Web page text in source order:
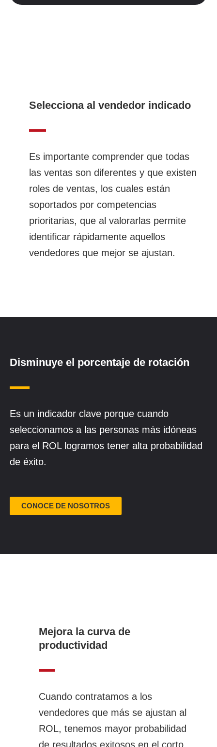
Selecciona al vendedor indicado
Es importante comprender que todas
las ventas son diferentes y que existen
roles de ventas, los cuales están
soportados por competencias
prioritarias, que al valorarlas permite
identificar rápidamente aquellos
vendedores que mejor se ajustan.
Disminuye el porcentaje de rotación
Es un indicador clave porque cuando
seleccionamos a las personas más idóneas
para el ROL logramos tener alta probabilidad
de éxito.
CONOCE DE NOSOTROS
Mejora la curva de
productividad
Cuando contratamos a los
vendedores que más se ajustan al
ROL, tenemos mayor probabilidad
de resultados exitosos en el corto